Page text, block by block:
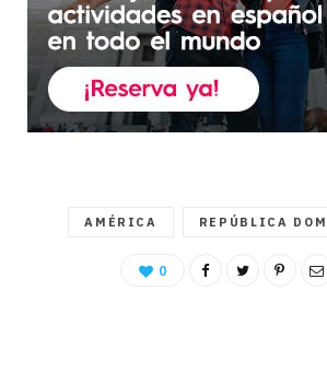
AMÉRICA REPÚBLICA
0